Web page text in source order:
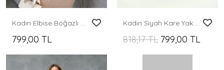
Kadın Elbise Boğazlı Bel Kemerli Midi Boy Yırtmaçlı Triko Elbise Camel - 224505
799,00 TL
Kadın Siyah Kare Yaka Desenli Elbise
818,17 TL 799,00 TL